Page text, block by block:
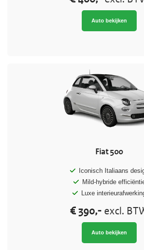
Auto bekijken
Fiat 500
Iconisch Italiaans
Mild-hybride
Luxe
€ 390,- excl.
Auto bekijken